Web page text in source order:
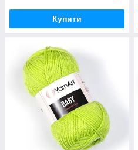
Купити